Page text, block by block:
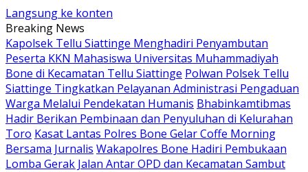
Langsung ke konten
Breaking News
Kapolsek Tellu Siattinge Menghadiri Penyambutan
Peserta KKN Mahasiswa Universitas Muhammadiyah
Bone di Kecamatan Tellu Siattinge Polwan Polsek Tellu
Siattinge Tingkatkan Pelayanan Administrasi Pengaduan
Warga Melalui Pendekatan Humanis Bhabinkamtibmas
Hadir Berikan Pembinaan dan Penyuluhan di Kelurahan
Toro Kasat Lantas Polres Bone Gelar Coffe Morning
Bersama Jurnalis Wakapolres Bone Hadiri Pembukaan
Lomba Gerak Jalan Antar OPD dan Kecamatan Sambut